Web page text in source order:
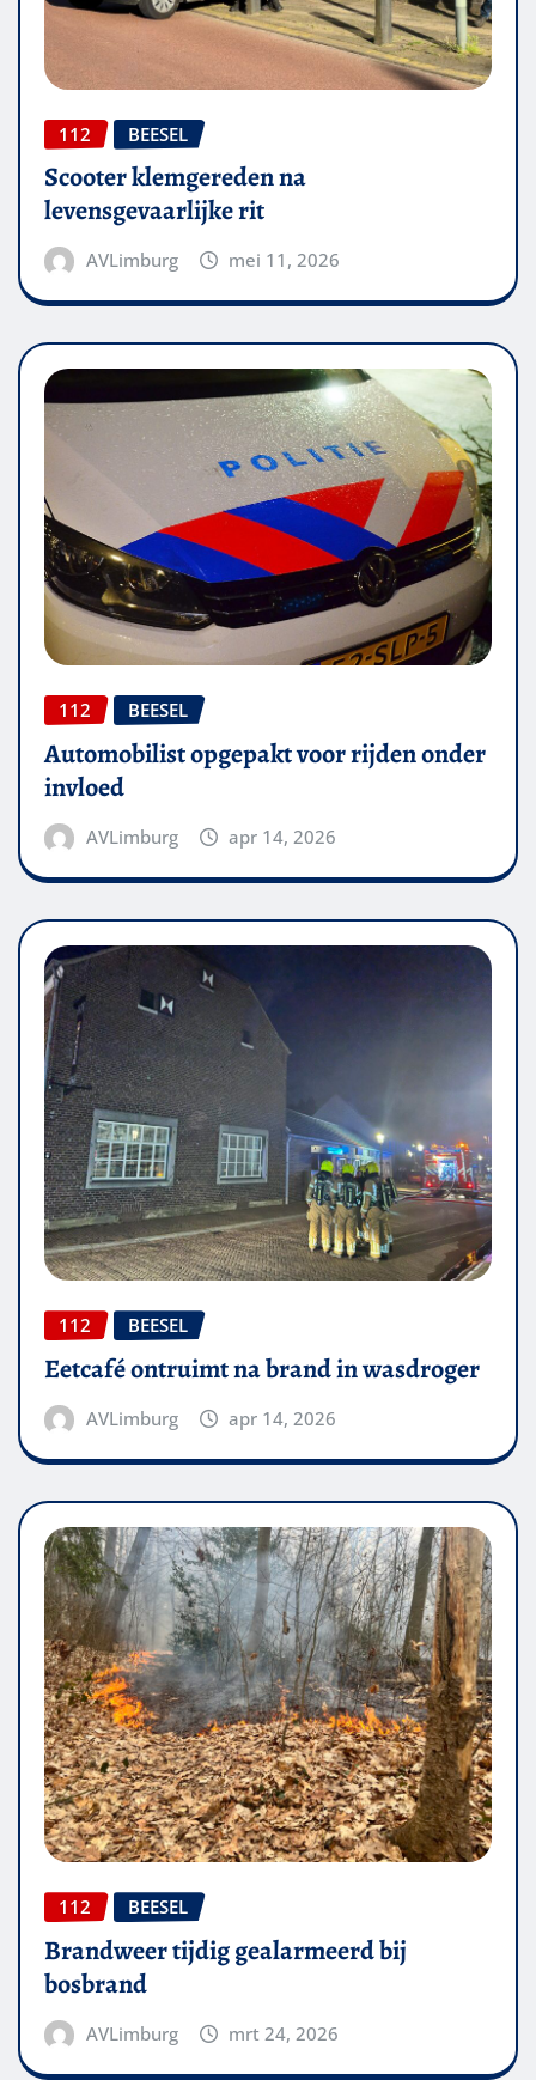
112 BEESEL
Scooter klemgereden na
levensgevaarlijke rit
AVLimburg mei 11, 2026
112 BEESEL
Automobilist opgepakt voor rijden onder
invloed
AVLimburg apr 14, 2026
112 BEESEL
Eetcafé ontruimt na brand in wasdroger
AVLimburg apr 14, 2026
112 BEESEL
Brandweer tijdig gealarmeerd bij
bosbrand
AVLimburg mrt 24, 2026